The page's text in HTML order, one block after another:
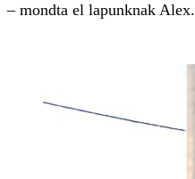
– mondta el lapunknak Alex.